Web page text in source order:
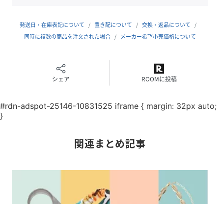
保証」
10月 【ローズクォーツ】 「真実の愛・平和・調和」
【グリーンアメシスト】「想像力・感受性・表現力」
【ブルートパーズ】「探求心・誠実さ・旅のお守り」
【スモーキークォーツ】「安定・信頼・自信」
【ラブラドライト】「潜在能力を引き出す・直感力・洞察
※天然石を使用しているため、形や大きさが多少異なりま
ります。
※モニターの明るさなどによって実際の色と差が出る事があ
ります。
発送日・在庫表記について 置き配について
交換・返品について
同時に複数の商品を注文された場合
メーカー希望小売価格について
シェア ROOMに投稿
#rdn-adspot-25146-10831525 iframe { margin: 32px auto;
}
関連まとめ記事